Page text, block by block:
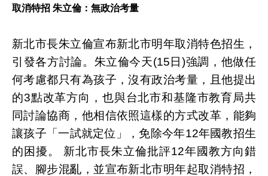
取消特招 朱立倫：無政治考量
新北市長朱立倫宣布新北市明年取消特色招生，
引發各方討論。朱立倫今天(15日)強調，他做任
何考慮都只有為孩子，沒有政治考量，且他提出
的3點改革方向，也與台北市和基隆市教育局共
同討論協商，他相信依照這樣的方式改革，能夠
讓孩子「一試就定位」，免除今年12年國教招生
的困擾。 新北市長朱立倫批評12年國教方向錯
誤、腳步混亂，並宣布新北市明年起取消特招，